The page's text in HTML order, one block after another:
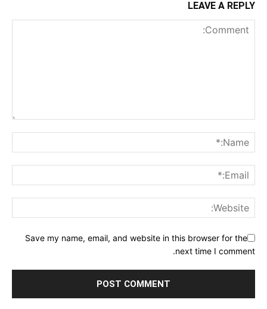
LEAVE A REPLY
Save my name, email, and website in this browser for the
next time I comment.